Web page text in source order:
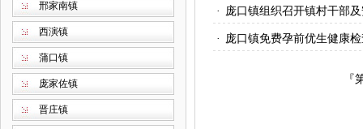
邢家南镇
西演镇
蒲口镇
庞家佐镇
晋庄镇
· 庞口镇组织召开镇村干部
· 庞口镇免费孕前优生健康
『